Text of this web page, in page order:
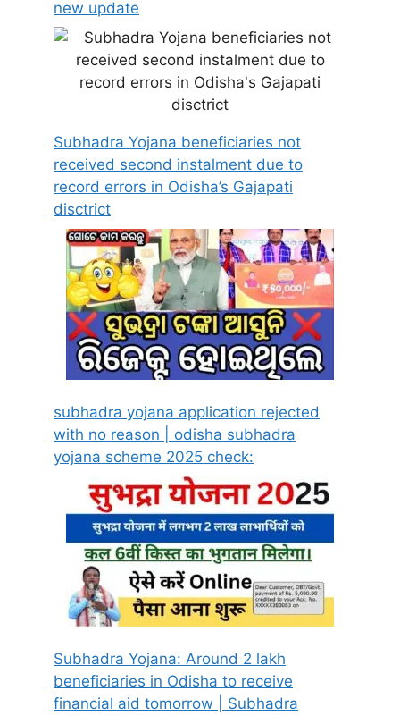
new update
Subhadra Yojana beneficiaries not
received second instalment due to
record errors in Odisha’s Gajapati
disctrict
subhadra yojana application rejected
with no reason | odisha subhadra
yojana scheme 2025 check:
Subhadra Yojana: Around 2 lakh
beneficiaries in Odisha to receive
financial aid tomorrow | Subhadra